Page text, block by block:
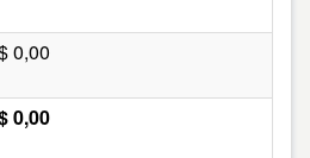
0,00
0,00